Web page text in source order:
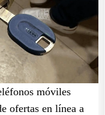
móviles
ofertas en línea a